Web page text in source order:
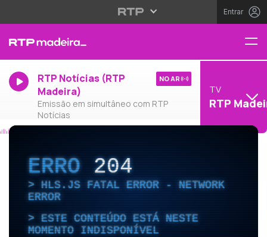
Entrar
RTP Notícias (RTP
Madeira)
Emissão em simultâneo com RTP
Notícias
NO AR
TV
RTP
ERRO204
HLS.JS FATAL ERROR - NETWORK
ERROR
ESTE CONTEÚDO ESTÁ NESTE
MOMENTO INDISPONÍVEL